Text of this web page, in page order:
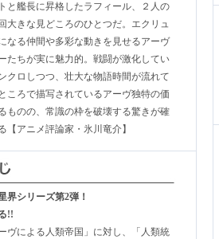
と艦長に昇格したラフィール、２人の
大きな見どころのひとつだ。エクリュ
なる仲間や多彩な動きを見せるアーヴ
たちが実に魅力的。戦闘が激化してい
クロしつつ、壮大な物語時間が流れて
ころで描写されているアーヴ独特の価
ものの、常識の枠を破壊する驚きが確
アニメ評論家・氷川竜介】
界シリーズ第2弾！
!!
ヴによる人類帝国」に対し、「人類統